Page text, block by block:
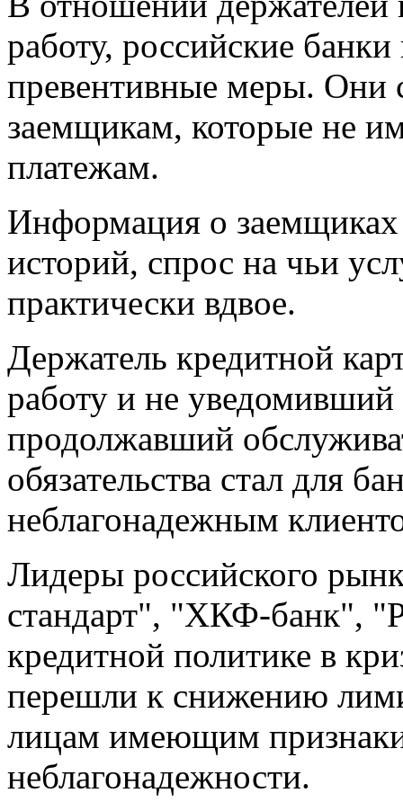
работу, российские
превентивные меры.
заемщикам, которые не
платежам.
Информация о
историй, спрос на чьи
практически вдвое.
Держатель кредитной
работу и не
продолжавший
обязательства стал для
неблагонадежным
Лидеры российского
стандарт", "ХКФ-банк",
кредитной политике в
перешли к снижению
лицам имеющим
неблагонадежности.